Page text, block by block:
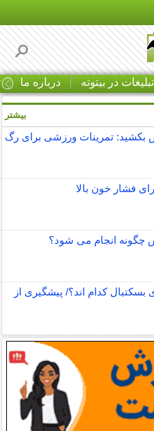
تبلیغات در بیتوته درباره ما
بکشید: تمرینات ورزشی برای رگ
فشار خون بالا
چگونه انجام می شود؟
بسکتبال کدام اند؟/ پیشگیری از
بیشتر